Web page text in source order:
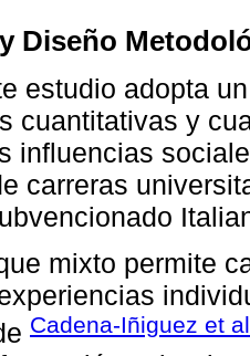
Diseño
estudio adopta
cuantitativas y
influencias
carreras
mixto permite
Cadena-Iñiguez et